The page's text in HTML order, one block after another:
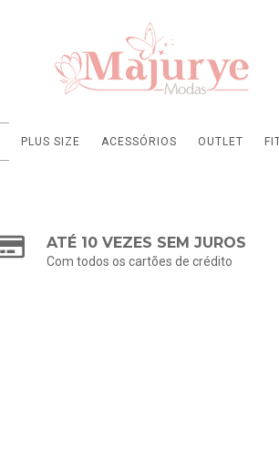
PLUS SIZE ACESSÓRIOS OUTLET
ATÉ 10 VEZES SEM JUROS
Com todos os cartões de crédito